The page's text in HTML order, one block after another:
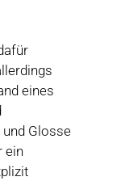
eines
Glosse
ein